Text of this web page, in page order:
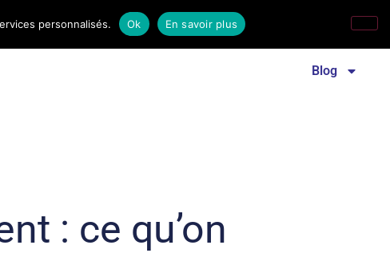
Revue familles laïques Communiqué de presse
Blog
: ce qu’on
personnalisés. Ok En savoir plus